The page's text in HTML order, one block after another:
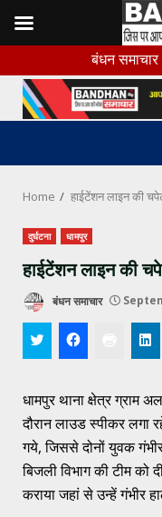
to
content
बंधन समाचार के लिए
Home हाईटेंशन लाइन की
दुर्घटना धामपुर
हाईटेंशन लाइन की
बंधन समाचार
धामपुर थाना क्षेत्र ग्राम
दौरान लाउड स्पीकर
गये, जिससे दोनों युवक
बिजली विभाग की टीम को
कराया जहां से उन्हें गंभीर